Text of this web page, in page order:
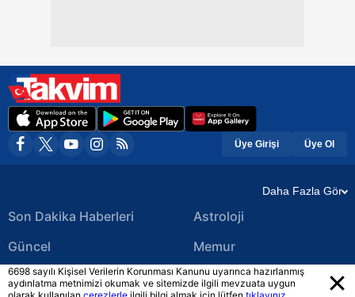
Üye Girişi Üye Ol
Daha Fazla Gör
Son Dakika Haberleri
Güncel
Ekonomi Haberleri
Astroloji
Memur
Yerel Haberler
6698 sayılı Kişisel Verilerin Korunması Kanunu uyarınca hazırlanmış
aydınlatma metnimizi okumak ve sitemizde ilgili mevzuata uygun